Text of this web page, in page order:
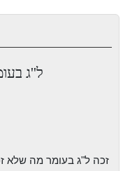
ל''ג
זכה ל"ג בעומר מה שלא